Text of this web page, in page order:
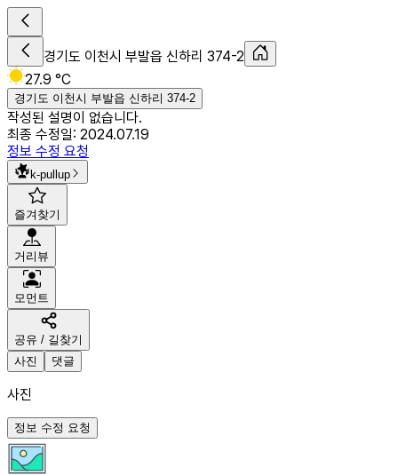
경기도 이천시 부발읍 신하리 374-2
27.9 °C
경기도 이천시 부발읍 신하리 374-2
작성된 설명이 없습니다.
최종 수정일: 2024.07.19
정보 수정 요청
k-pullup
즐겨찾기
거리뷰
모먼트
공유 / 길찾기
사진
댓글
사진
정보 수정 요청